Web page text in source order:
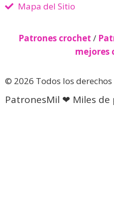
Mapa del Sitio
Patrones crochet /
mejores
© 2026 Todos los derechos
PatronesMil ❤ Miles